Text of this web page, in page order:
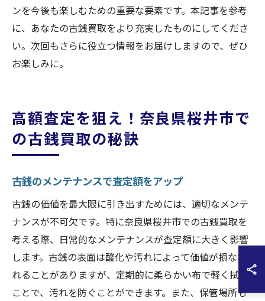
ンを今後も楽しむための重要な要素です。本記事を参考
に、あなたの古銭買取をより充実したものにしてくださ
い。次回もさらに役立つ情報をお届けしますので、ぜひ
お楽しみに。
高額査定を狙え！奈良県桜井市で
の古銭買取の秘訣
古銭のメンテナンスで査定額をアップ
古銭の価値を最大限に引き出すためには、適切なメンテ
ナンスが不可欠です。特に奈良県桜井市での古銭買取を
考える際、日常的なメンテナンスが査定額に大きく影響
します。古銭の表面は酸化や汚れによって価値が損なわ
れることがありますが、定期的に柔らかい布で軽く拭く
ことで、汚れを防ぐことができます。また、保管場所も